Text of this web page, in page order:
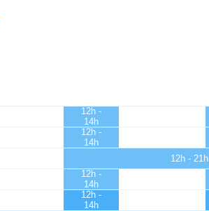
12h -
14h
12h -
14h
12h - 21h
12h -
14h
12h -
14h